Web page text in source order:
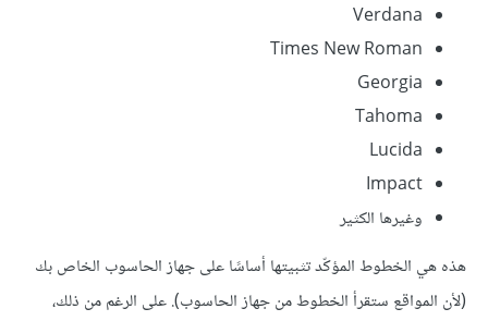
Verdana
Times New Roman
Georgia
Tahoma
Lucida
Impact
وغيرها الكثير
هذه هي الخطوط المؤكّد تثبيتها أساسًا على جهاز الحاسوب الخاص بك
(لأن المواقع ستقرأ الخطوط من جهاز الحاسوب). على الرغم من ذلك،